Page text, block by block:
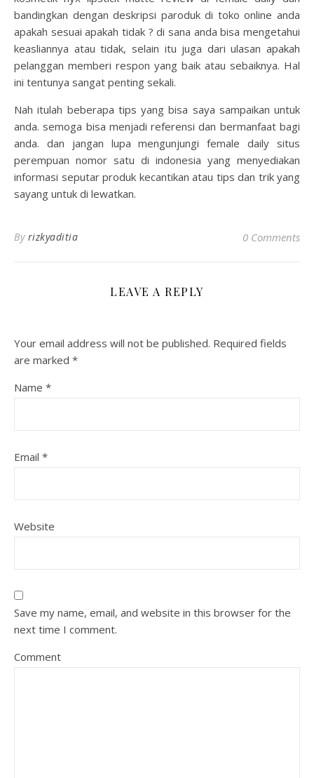
bandingkan dengan deskripsi paroduk di toko online anda
apakah sesuai apakah tidak ? di sana anda bisa mengetahui
keasliannya atau tidak, selain itu juga dari ulasan apakah
pelanggan memberi respon yang baik atau sebaiknya. Hal
ini tentunya sangat penting sekali.
Nah itulah beberapa tips yang bisa saya sampaikan untuk
anda. semoga bisa menjadi referensi dan bermanfaat bagi
anda. dan jangan lupa mengunjungi female daily situs
perempuan nomor satu di indonesia yang menyediakan
informasi seputar produk kecantikan atau tips dan trik yang
sayang untuk di lewatkan.
By rizkyaditia 0 Comments
LEAVE A REPLY
Your email address will not be published. Required fields
are marked *
Name *
Email *
Website
Save my name, email, and website in this browser for the
next time I comment.
Comment